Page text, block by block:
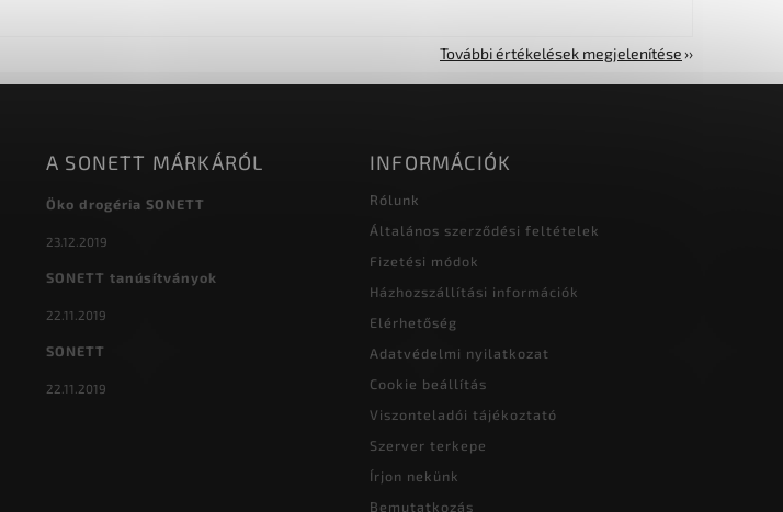
További értékelések megjelenítése
A SONETT MÁRKÁRÓL
Öko drogéria SONETT
23.12.2019
SONETT tanúsítványok
22.11.2019
SONETT
22.11.2019
INFORMÁCIÓK
Rólunk
Általános szerződési feltételek
Fizetési módok
Házhozszállítási információk
Elérhetőség
Adatvédelmi nyilatkozat
Cookie beállítás
Viszonteladói tájékoztató
Szerver terkepe
Írjon nekünk
Bemutatkozás